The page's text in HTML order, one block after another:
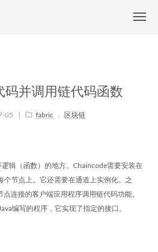
码并调用链代码函数
05 fabric ， 区块链
辑（函数）的地方。Chaincode需要安装在
个节点上。它还需要在通道上实例化。之
连接的客户端应用程序调用链代码功能。
编写的程序，它实现了指定的接口。